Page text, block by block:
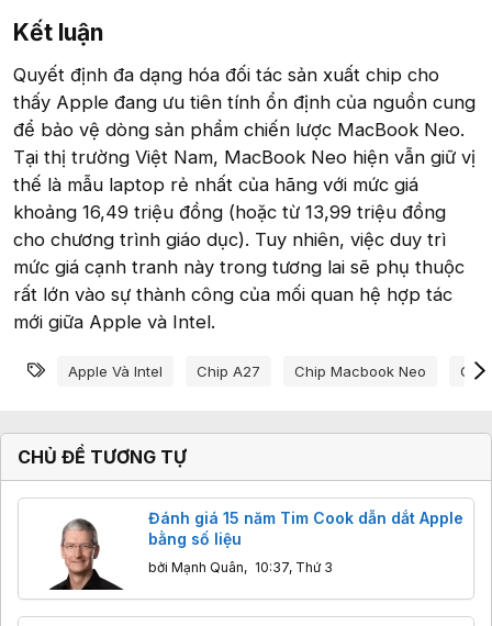
Kết luận​
Quyết định đa dạng hóa đối tác sản xuất chip cho
thấy Apple đang ưu tiên tính ổn định của nguồn cung
để bảo vệ dòng sản phẩm chiến lược MacBook Neo.
Tại thị trường Việt Nam, MacBook Neo hiện vẫn giữ vị
thế là mẫu laptop rẻ nhất của hãng với mức giá
khoảng 16,49 triệu đồng (hoặc từ 13,99 triệu đồng
cho chương trình giáo dục). Tuy nhiên, việc duy trì
mức giá cạnh tranh này trong tương lai sẽ phụ thuộc
rất lớn vào sự thành công của mối quan hệ hợp tác
mới giữa Apple và Intel.
Từ khóa
Apple Và Intel Chip A27 Chip Macbook Neo Giá
CHỦ ĐỀ TƯƠNG TỰ
Đánh giá 15 năm Tim Cook dẫn dắt Apple
bằng số liệu
bởi Mạnh Quân, 10:37, Thứ 3